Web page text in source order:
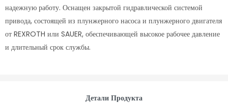
надежную работу. Оснащен закрытой гидравлической системой
привода, состоящей из плунжерного насоса и плунжерного двигателя
от REXROTH или SAUER, обеспечивающей высокое рабочее давление
и длительный срок службы.
Детали Продукта